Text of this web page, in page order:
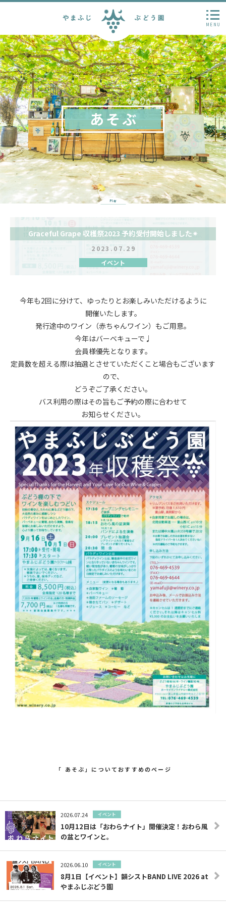
MENU
あそぶ
Play
Graceful Grape 収穫祭2023 予約受付開始しました✴︎
2023.07.29
イベント
今年も2回に分けて、ゆったりとお楽しみいただけるように
開催いたします。
発行途中のワイン（赤ちゃんワイン）もご用意。
今年はバーベキューで♩
会員様優先となります。
定員数を超える際は抽選とさせていただくこと場合もございます
ので、
どうぞご了承ください。
バス利用の際はその旨もご予約の際に合わせて
お知らせください。
「 あそぶ」についておすすめのページ
2026.07.24 イベント
10月12日は「おわらナイト」開催決定！おわら風
の盆とワインと。
2026.06.10 イベント
8月1日【イベント】韻シストBAND LIVE 2026 at
やまふじぶどう園